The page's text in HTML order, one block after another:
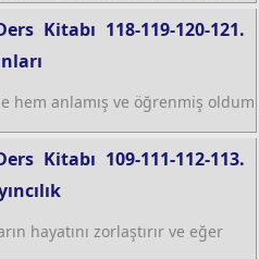
Kitabı 118-119-120-121.
hem anlamış ve öğrenmiş oldum
Kitabı 109-111-112-113.
hayatını zorlaştırır ve eğer